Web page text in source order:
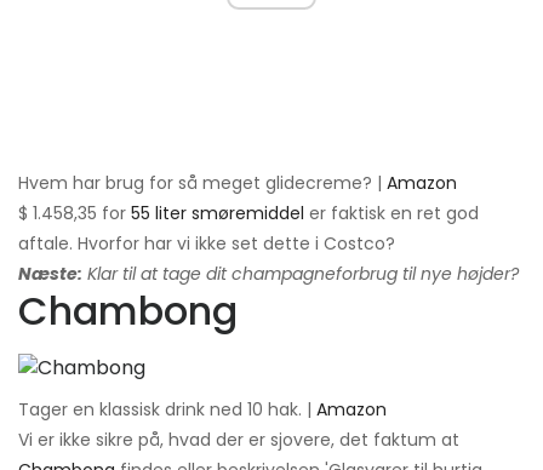
Hvem har brug for så meget glidecreme? | Amazon
$ 1.458,35 for 55 liter smøremiddel er faktisk en ret god
aftale. Hvorfor har vi ikke set dette i Costco?
Næste: Klar til at tage dit champagneforbrug til nye højder?
Chambong
Tager en klassisk drink ned 10 hak. | Amazon
Vi er ikke sikre på, hvad der er sjovere, det faktum at